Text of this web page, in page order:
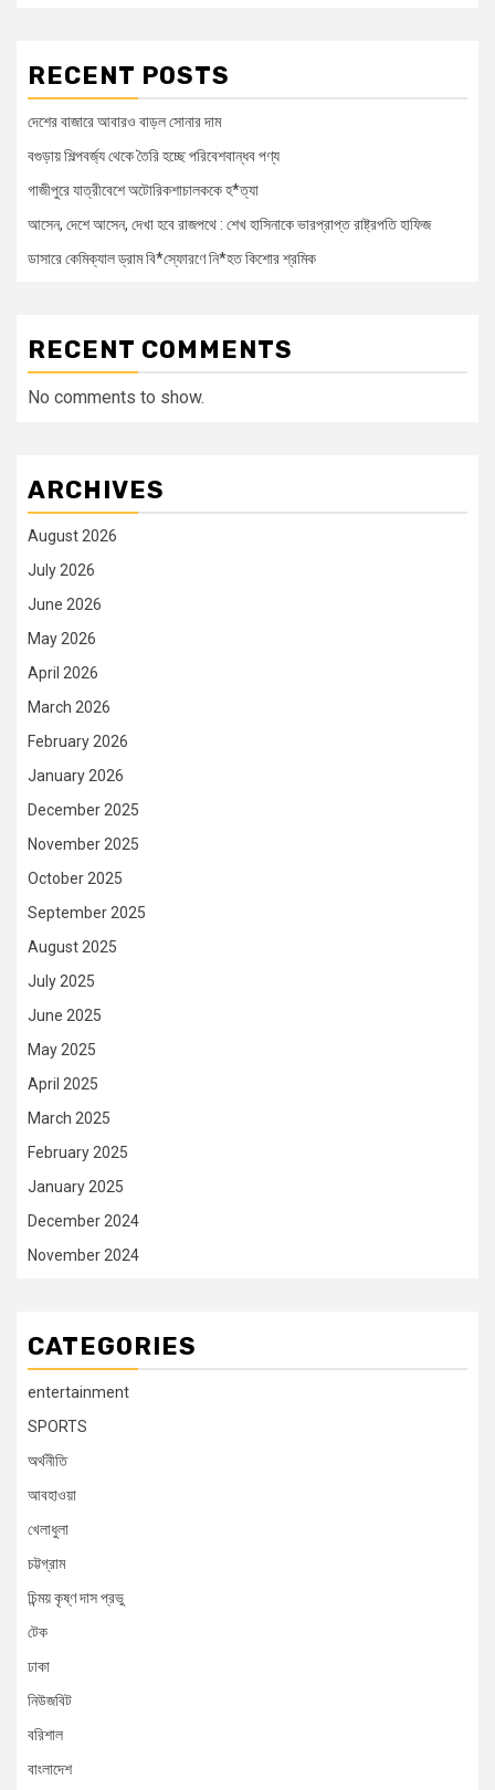
RECENT POSTS
দেশের বাজারে আবারও বাড়ল সোনার দাম
বগুড়ায় শিল্পবর্জ্য থেকে তৈরি হচ্ছে পরিবেশবান্ধব পণ্য
গাজীপুরে যাত্রীবেশে অটোরিকশাচালককে হ*ত্যা
আসেন, দেশে আসেন, দেখা হবে রাজপথে : শেখ হাসিনাকে ভারপ্রাপ্ত রাষ্ট্রপতি হাফিজ
ডাসারে কেমিক্যাল ড্রাম বি*স্ফোরণে নি*হত কিশোর শ্রমিক
RECENT COMMENTS
No comments to show.
ARCHIVES
August 2026
July 2026
June 2026
May 2026
April 2026
March 2026
February 2026
January 2026
December 2025
November 2025
October 2025
September 2025
August 2025
July 2025
June 2025
May 2025
April 2025
March 2025
February 2025
January 2025
December 2024
November 2024
CATEGORIES
entertainment
SPORTS
অর্থনীতি
আবহাওয়া
খেলাধুলা
চট্টগ্রাম
চিন্ময় কৃষ্ণ দাস প্রভু
টেক
ঢাকা
নিউজবিট
বরিশাল
বাংলাদেশ